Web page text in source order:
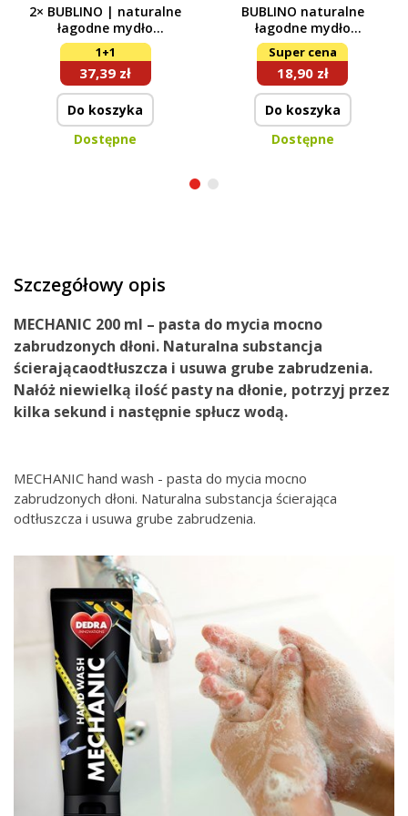
2× BUBLINO | naturalne
łagodne mydło
nawilżające z gliceryną
& aloe vera | SALTED
CARAMEL + COCONUT
SHAKE
1+1
37,39 zł
Do koszyka
Dostępne
BUBLINO naturalne
łagodne mydło
nawilżające z gliceryną i
aloe vera, COCONUT
SHAKE
Super cena
18,90 zł
Do koszyka
Dostępne
Szczegółowy opis
MECHANIC 200 ml – pasta do mycia mocno
zabrudzonych dłoni. Naturalna substancja
ścierającaodtłuszcza i usuwa grube zabrudzenia.
Nałóż niewielką ilość pasty na dłonie, potrzyj przez
kilka sekund i następnie spłucz wodą.
MECHANIC hand wash - pasta do mycia mocno
zabrudzonych dłoni. Naturalna substancja ścierająca
odtłuszcza i usuwa grube zabrudzenia.